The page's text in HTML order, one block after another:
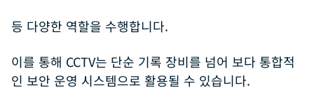
등 다양한 역할을 수행합니다.
이를 통해 CCTV는 단순 기록 장비를 넘어 보다 통합적
인 보안 운영 시스템으로 활용될 수 있습니다.